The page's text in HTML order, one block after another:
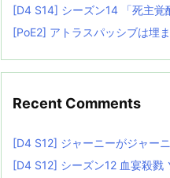
[D4 S14] シーズン14 「死主覚
[PoE2] アトラスパッシブは埋
Recent Comments
[D4 S12] ジャーニーがジャー
[D4 S12] シーズン12 血宴殺戮